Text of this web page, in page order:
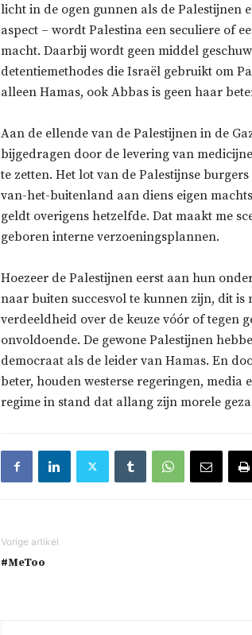
licht in de ogen gunnen als de Palestijnen
aspect – wordt Palestina een seculiere of
macht. Daarbij wordt geen middel
detentiemethodes die Israël gebruikt om
alleen Hamas, ook Abbas is geen haar
Aan de ellende van de Palestijnen in de
bijgedragen door de levering van
te zetten. Het lot van de Palestijnse
van-het-buitenland aan diens eigen
geldt overigens hetzelfde. Dat maakt me
geboren interne verzoeningsplannen.
Hoezeer de Palestijnen eerst aan hun
naar buiten succesvol te kunnen zijn, dit
verdeeldheid over de keuze vóór of tegen
onvoldoende. De gewone Palestijnen
democraat als de leider van Hamas. En
beter, houden westerse regeringen, media
regime in stand dat allang zijn morele
#MeToo